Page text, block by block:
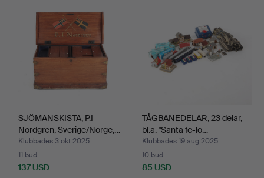
SJÖMANSKISTA, P.I
Nordgren, Sverige/Norge,…
Klubbades 3 okt 2025
11 bud
137 USD
TÅGBANEDELAR, 23 delar,
bl.a. "Santa fe-lo…
Klubbades 19 aug 2025
10 bud
85 USD